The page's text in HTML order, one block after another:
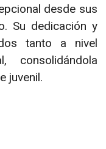
desde sus
Su dedicación y
tanto a nivel
consolidándola
juvenil.